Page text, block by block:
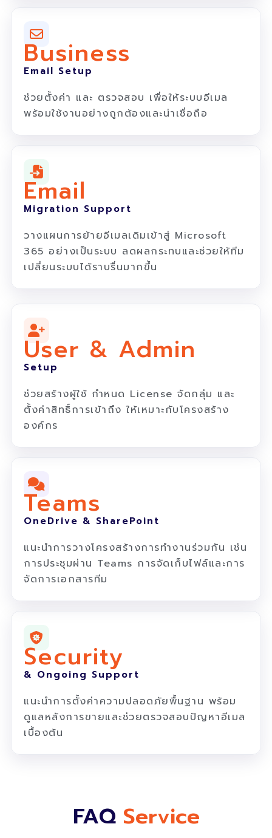
Business
Email Setup
ช่วยตั้งค่า และ ตรวจสอบ เพื่อให้ระบบอีเมล
พร้อมใช้งานอย่างถูกต้องและน่าเชื่อถือ
Email
Migration Support
วางแผนการย้ายอีเมลเดิมเข้าสู่ Microsoft
365 อย่างเป็นระบบ ลดผลกระทบและช่วยให้ทีม
เปลี่ยนระบบได้ราบรื่นมากขึ้น
User & Admin
Setup
ช่วยสร้างผู้ใช้ กำหนด License จัดกลุ่ม และ
ตั้งค่าสิทธิ์การเข้าถึง ให้เหมาะกับโครงสร้าง
องค์กร
Teams
OneDrive & SharePoint
แนะนำการวางโครงสร้างการทำงานร่วมกัน เช่น
การประชุมผ่าน Teams การจัดเก็บไฟล์และการ
จัดการเอกสารทีม
Security
& Ongoing Support
แนะนำการตั้งค่าความปลอดภัยพื้นฐาน พร้อม
ดูแลหลังการขายและช่วยตรวจสอบปัญหาอีเมล
เบื้องต้น
FAQ Service